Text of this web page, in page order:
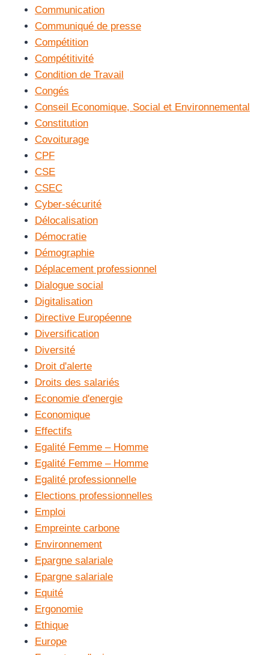
Communication
Communiqué de presse
Compétition
Compétitivité
Condition de Travail
Congés
Conseil Economique, Social et Environnemental
Constitution
Covoiturage
CPF
CSE
CSEC
Cyber-sécurité
Délocalisation
Démocratie
Démographie
Déplacement professionnel
Dialogue social
Digitalisation
Directive Européenne
Diversification
Diversité
Droit d'alerte
Droits des salariés
Economie d'energie
Economique
Effectifs
Egalité Femme – Homme
Egalité Femme – Homme
Egalité professionnelle
Elections professionnelles
Emploi
Empreinte carbone
Environnement
Epargne salariale
Epargne salariale
Equité
Ergonomie
Ethique
Europe